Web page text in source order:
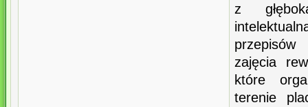
z
zajęcia
które
terenie